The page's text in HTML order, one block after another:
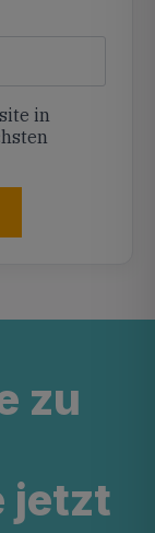
in
zu
jetzt